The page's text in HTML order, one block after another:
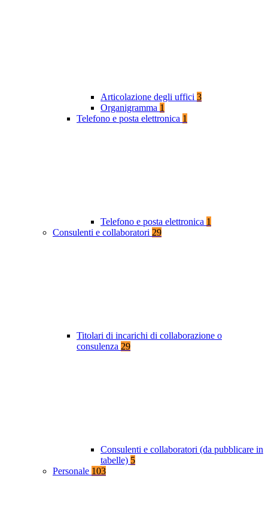
Articolazione degli uffici 3
Organigramma 1
Telefono e posta elettronica 1
Telefono e posta elettronica 1
Consulenti e collaboratori 29
Titolari di incarichi di collaborazione o
consulenza 29
Consulenti e collaboratori (da pubblicare in
tabelle) 5
Personale 103